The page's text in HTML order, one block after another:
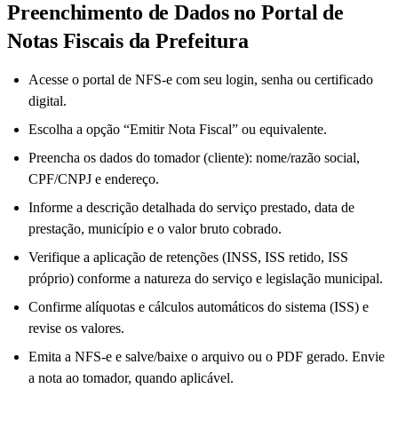
Preenchimento de Dados no Portal de
Notas Fiscais da Prefeitura
Acesse o portal de NFS-e com seu login, senha ou certificado
digital.
Escolha a opção “Emitir Nota Fiscal” ou equivalente.
Preencha os dados do tomador (cliente): nome/razão social,
CPF/CNPJ e endereço.
Informe a descrição detalhada do serviço prestado, data de
prestação, município e o valor bruto cobrado.
Verifique a aplicação de retenções (INSS, ISS retido, ISS
próprio) conforme a natureza do serviço e legislação municipal.
Confirme alíquotas e cálculos automáticos do sistema (ISS) e
revise os valores.
Emita a NFS-e e salve/baixe o arquivo ou o PDF gerado. Envie
a nota ao tomador, quando aplicável.